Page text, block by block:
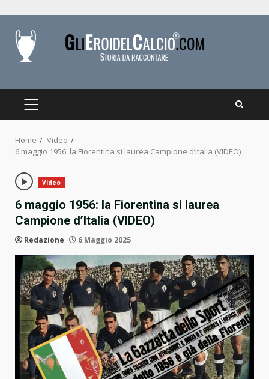
content
PRIMARY
Home
Video
6 maggio 1956: la Fiorentina si laurea Campione d’Italia (VIDEO)
Video
6 maggio 1956: la Fiorentina si laurea
Campione d’Italia (VIDEO)
Redazione 6 Maggio 2025